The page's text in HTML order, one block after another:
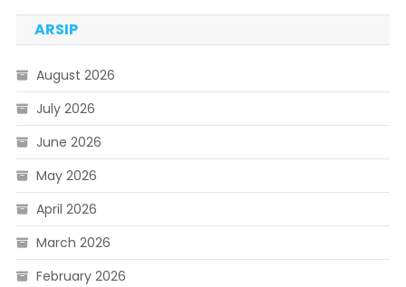
ARSIP
August 2026
July 2026
June 2026
May 2026
April 2026
March 2026
February 2026